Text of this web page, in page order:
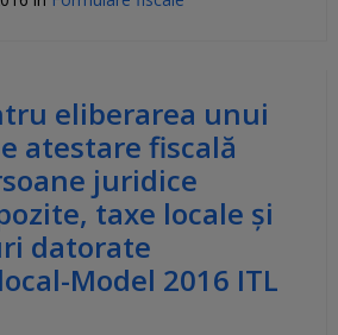
eliberarea unui
atestare fiscală
juridice
taxe locale şi
datorate
Model 2016 ITL